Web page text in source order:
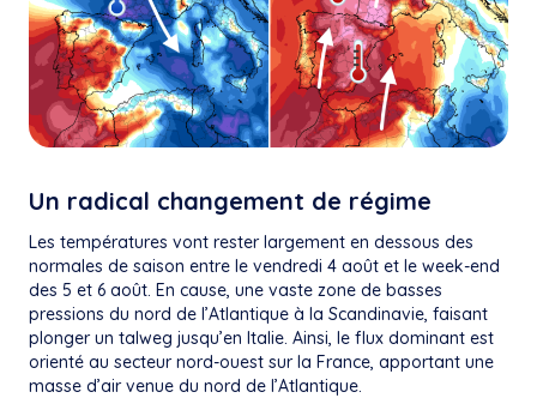
Un radical changement de régime
Les températures vont rester largement en dessous des
normales de saison entre le vendredi 4 août et le week-end
des 5 et 6 août. En cause, une vaste zone de basses
pressions du nord de l’Atlantique à la Scandinavie, faisant
plonger un talweg jusqu’en Italie. Ainsi, le flux dominant est
orienté au secteur nord-ouest sur la France, apportant une
masse d’air venue du nord de l’Atlantique.